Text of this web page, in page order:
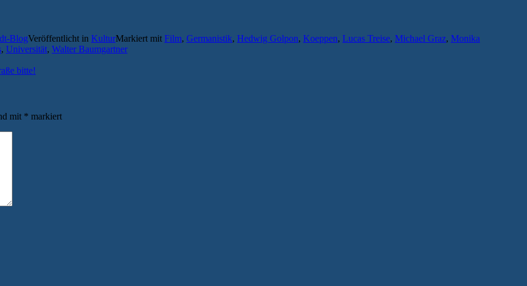
BlogVeröffentlicht in KulturMarkiert mit Film, Germanistik, Hedwig Golpon, Koeppen, Lucas Treise, Michael Graz, Monika
, Universität, Walter Baumgartner
bitte!
mit * markiert